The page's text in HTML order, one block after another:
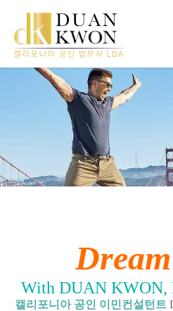
With DUAN KWON,
캘리포니아 공인 이민컨설턴트